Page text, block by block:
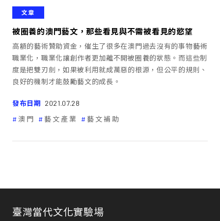
文章
被圈養的澳門藝文，那些看見與不需被看見的慾望
高額的藝術贊助資金，催生了很多在澳門過去沒有的事物――藝術
職業化，職業化讓創作者更加離不開被圈養的狀態。而這些制
度是把雙刃劍，如果被利用就成萬惡的根源，但公平的規則、
良好的機制才能鼓勵藝文的成長。
發布日期 2021.07.28
澳門
藝文產業 藝文補助
臺灣當代文化實驗場